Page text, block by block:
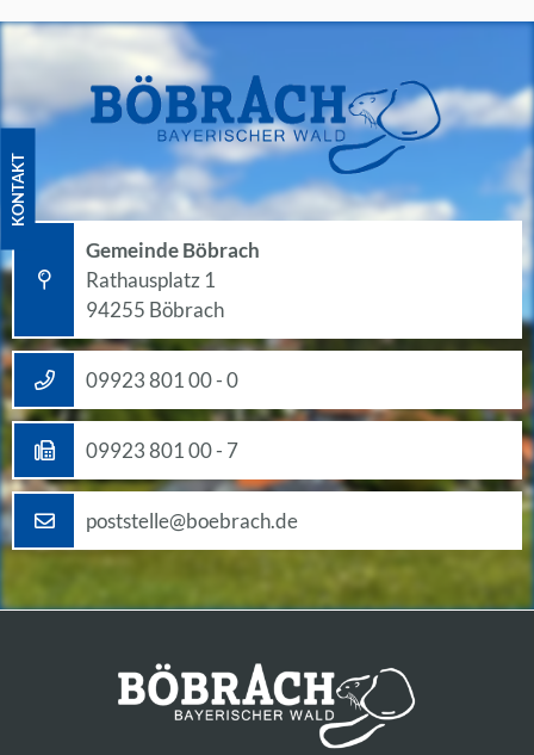
KONTAKT
Gemeinde Böbrach
Rathausplatz 1
94255 Böbrach
09923 801 00 - 0
09923 801 00 - 7
poststelle@boebrach.de